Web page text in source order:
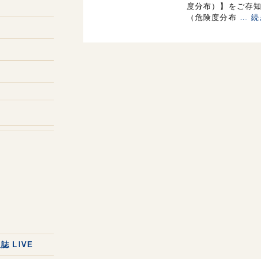
誌 LIVE
度分布）】をご存
（危険度分布
… 続